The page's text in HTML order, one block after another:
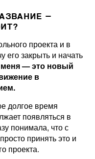
—
проекта и в
его закрыть и начать
— это новый
в
долгое время
появляться в
понимала, что с
принять это и
проекта.